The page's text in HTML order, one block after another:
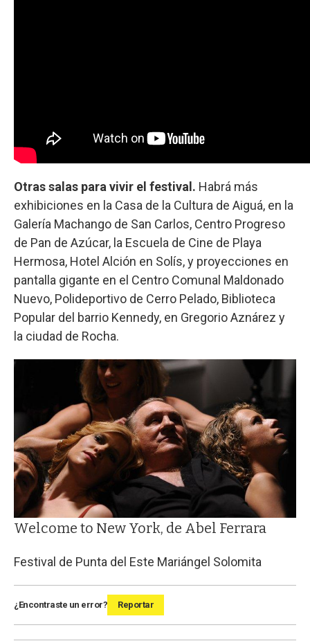
Otras salas para vivir el festival. Habrá más
exhibiciones en la Casa de la Cultura de Aiguá, en la
Galería Machango de San Carlos, Centro Progreso
de Pan de Azúcar, la Escuela de Cine de Playa
Hermosa, Hotel Alción en Solís, y proyecciones en
pantalla gigante en el Centro Comunal Maldonado
Nuevo, Polideportivo de Cerro Pelado, Biblioteca
Popular del barrio Kennedy, en Gregorio Aznárez y
la ciudad de Rocha.
Welcome to New York, de Abel Ferrara
Festival de Punta del Este Mariángel Solomita
¿Encontraste un error? Reportar